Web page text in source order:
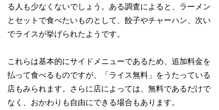
やすさはもちろんのこと、読み応えのあるコンテンツと確か
な情報発信を実現しています。
私たちは、快適でより良い生活のアイデアを提供するお金の
コンシェルジュを目指します。
る人も少なくないでしょう。ある調査によると、ラーメン
とセットで食べたいものとして、餃子やチャーハン、次い
でライスが挙げられたようです。
これらは基本的にサイドメニューであるため、追加料金を
払って食べるものですが、「ライス無料」をうたっている
店もみられます。さらに店によっては、無料であるだけで
なく、おかわりも自由にできる場合もあります。